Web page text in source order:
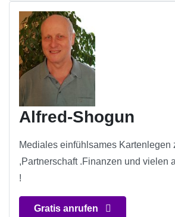
Alfred-Shogun
Mediales einfühlsames Kartenlegen
,Partnerschaft .Finanzen und vielen
!
Gratis anrufen